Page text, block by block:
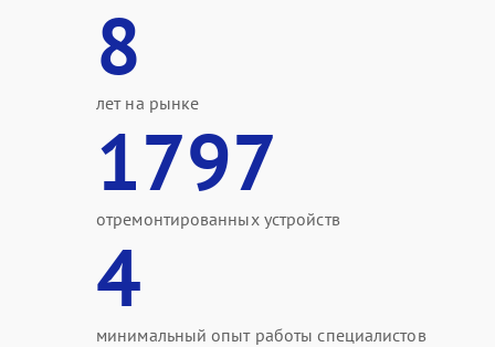
8
лет на рынке
1797
отремонтированных устройств
4
минимальный опыт работы специалистов